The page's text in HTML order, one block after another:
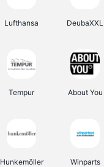
Lufthansa DeubaXXL
Tempur About You
Hunkemöller Winparts